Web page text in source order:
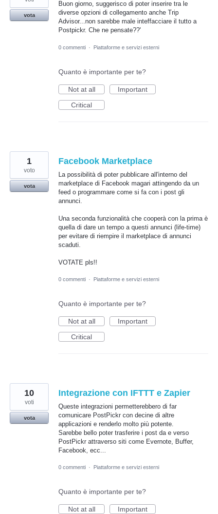
Buon giorno, suggerisco di poter inserire tra le
diverse opzioni di collegamento anche Trip
Advisor...non sarebbe male inteffacciare il tutto a
Postpickr. Che ne pensate??'
vota
0 commenti · Piattaforme e servizi esterni
Quanto è importante per te?
Not at all
Important
Critical
Facebook Marketplace
La possibilità di poter pubblicare all'interno del
marketplace di Facebook magari attingendo da un
feed o programmare come si fa con i post gli
annunci.
Una seconda funzionalità che cooperà con la prima è
quella di dare un tempo a questi annunci (life-time)
per evitare di riempire il marketplace di annunci
scaduti.
VOTATE pls!!
1
voto
vota
0 commenti · Piattaforme e servizi esterni
Quanto è importante per te?
Not at all
Important
Critical
Integrazione con IFTTT e Zapier
Queste integrazioni permetterebbero di far
comunicare PostPickr con decine di altre
applicazioni e renderlo molto più potente.
Sarebbe bello poter trasferire i post da e verso
PostPickr attraverso siti come Evernote, Buffer,
Facebook, ecc...
10
voti
vota
0 commenti · Piattaforme e servizi esterni
Quanto è importante per te?
Not at all
Important